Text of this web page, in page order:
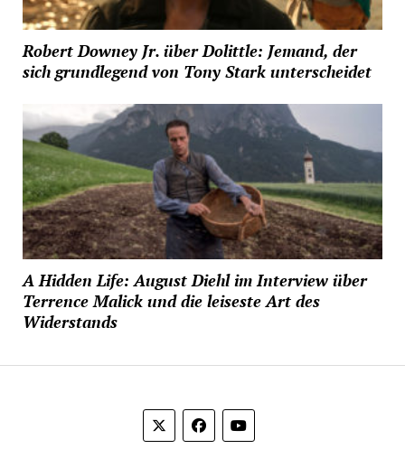
Robert Downey Jr. über Dolittle: Jemand, der
sich grundlegend von Tony Stark unterscheidet
A Hidden Life: August Diehl im Interview über
Terrence Malick und die leiseste Art des
Widerstands